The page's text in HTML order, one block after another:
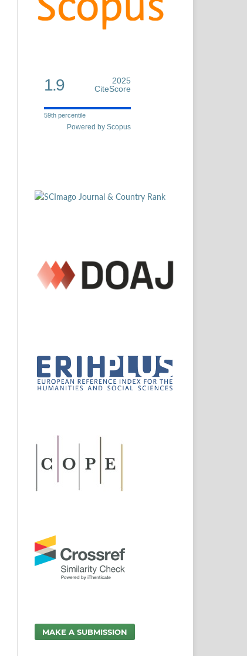
1.9
2025
CiteScore
59th percentile
Powered by Scopus
MAKE A SUBMISSION